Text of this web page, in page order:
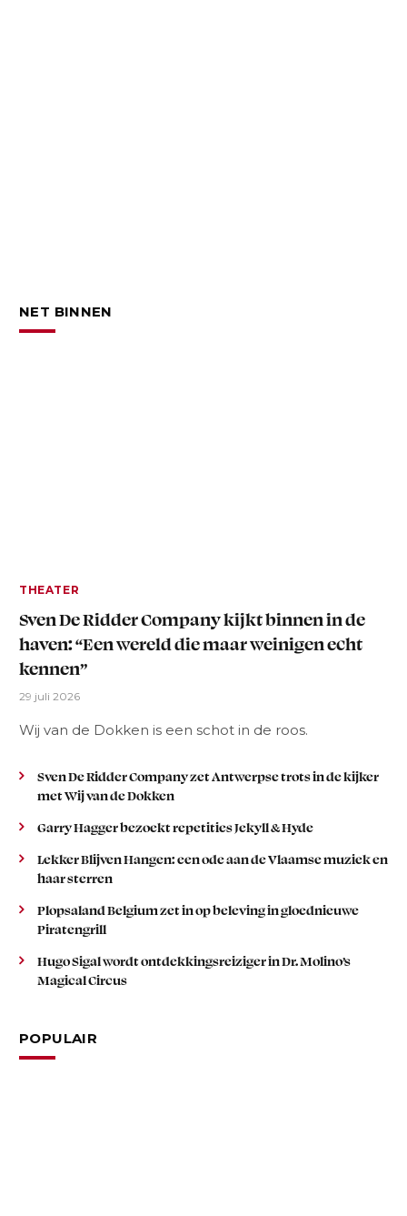
NET BINNEN
THEATER
Sven De Ridder Company kijkt binnen in de
haven: “Een wereld die maar weinigen echt
kennen”
29 juli 2026
Wij van de Dokken is een schot in de roos.
Sven De Ridder Company zet Antwerpse trots in de kijker
met Wij van de Dokken
Garry Hagger bezoekt repetities Jekyll & Hyde
Lekker Blijven Hangen: een ode aan de Vlaamse muziek en
haar sterren
Plopsaland Belgium zet in op beleving in gloednieuwe
Piratengrill
Hugo Sigal wordt ontdekkingsreiziger in Dr. Molino’s
Magical Circus
POPULAIR